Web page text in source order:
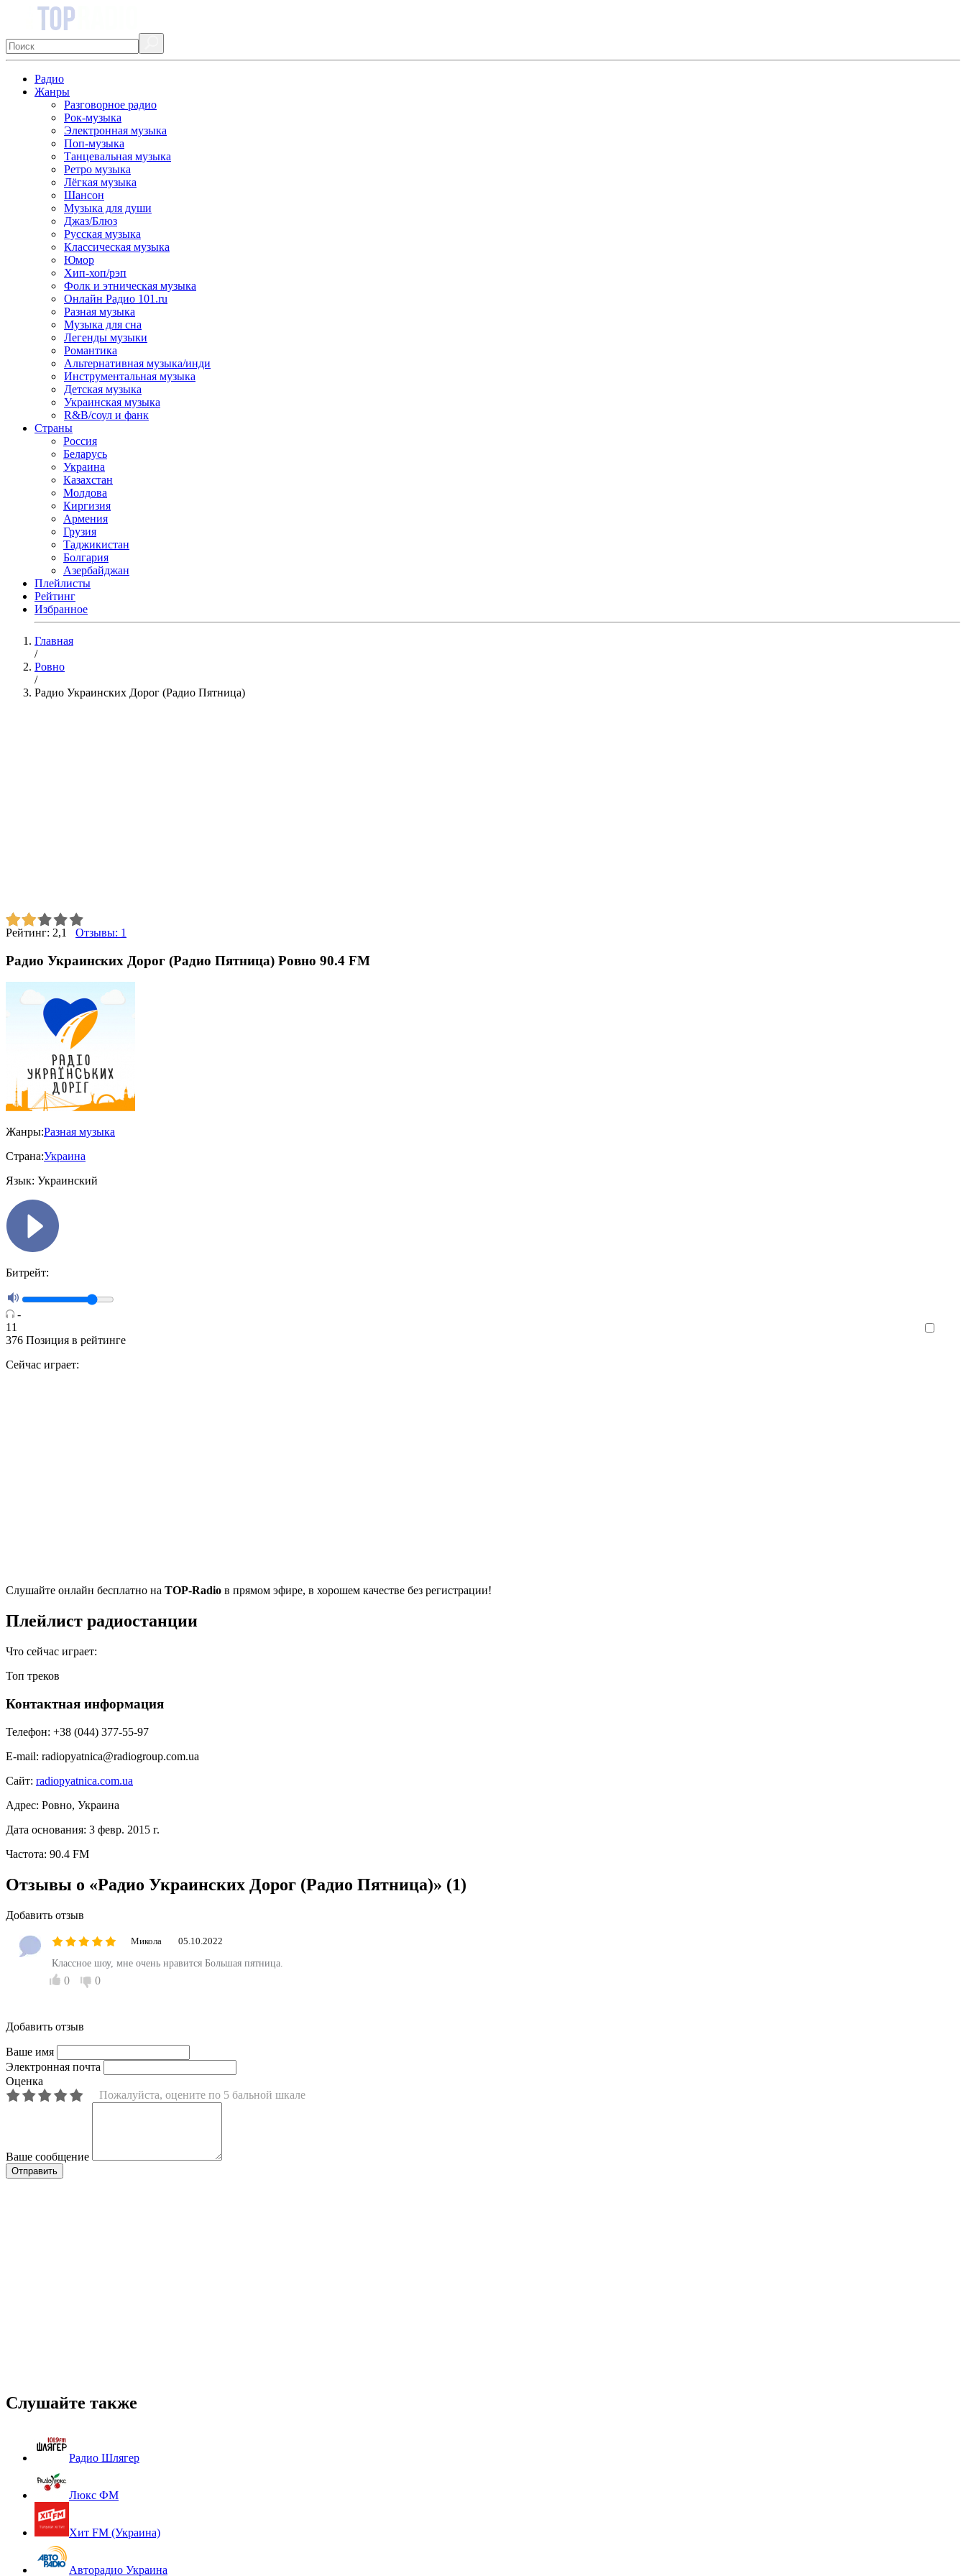
Радио
Жанры
Разговорное радио
Рок-музыка
Электронная музыка
Поп-музыка
Танцевальная музыка
Ретро музыка
Лёгкая музыка
Шансон
Музыка для души
Джаз/Блюз
Русская музыка
Классическая музыка
Юмор
Хип-хоп/рэп
Фолк и этническая музыка
Онлайн Радио 101.ru
Разная музыка
Музыка для сна
Легенды музыки
Романтика
Альтернативная музыка/инди
Инструментальная музыка
Детская музыка
Украинская музыка
R&B/cоул и фанк
Страны
Россия
Беларусь
Украина
Казахстан
Молдова
Киргизия
Армения
Грузия
Таджикистан
Болгария
Азербайджан
Плейлисты
Рейтинг
Избранное
Главная
/
Ровно
/
Радио Украинских Дорог (Радио Пятница)
Рейтинг: 2,1 Отзывы: 1
Радио Украинских Дорог (Радио Пятница) Ровно 90.4 FM
Жанры:Разная музыка
Страна:Украина
Язык: Украинский
Битрейт:
-
11
376 Позиция в рейтинге
Сейчас играет:
Cлушайте онлайн бесплатно на TOP-Radio в прямом эфире, в хорошем качестве без регистрации!
Плейлист радиостанции
Что сейчас играет:
Топ треков
Контактная информация
Телефон: +38 (044) 377-55-97
E-mail: radiopyatnica@radiogroup.com.ua
Сайт: radiopyatnica.com.ua
Адрес: Ровно, Украина
Дата основания: 3 февр. 2015 г.
Частота: 90.4 FM
Отзывы о «Радио Украинских Дорог (Радио Пятница)» (1)
Добавить отзыв
Микола 05.10.2022
Классное шоу, мне очень нравится Большая пятница.
0 0
Добавить отзыв
Ваше имя
Электронная почта
Оценка
Пожалуйста, оцените по 5 бальной шкале
Ваше сообщение
Слушайте также
Радио Шлягер
Люкс ФМ
Хит FM (Украина)
Авторадио Украина